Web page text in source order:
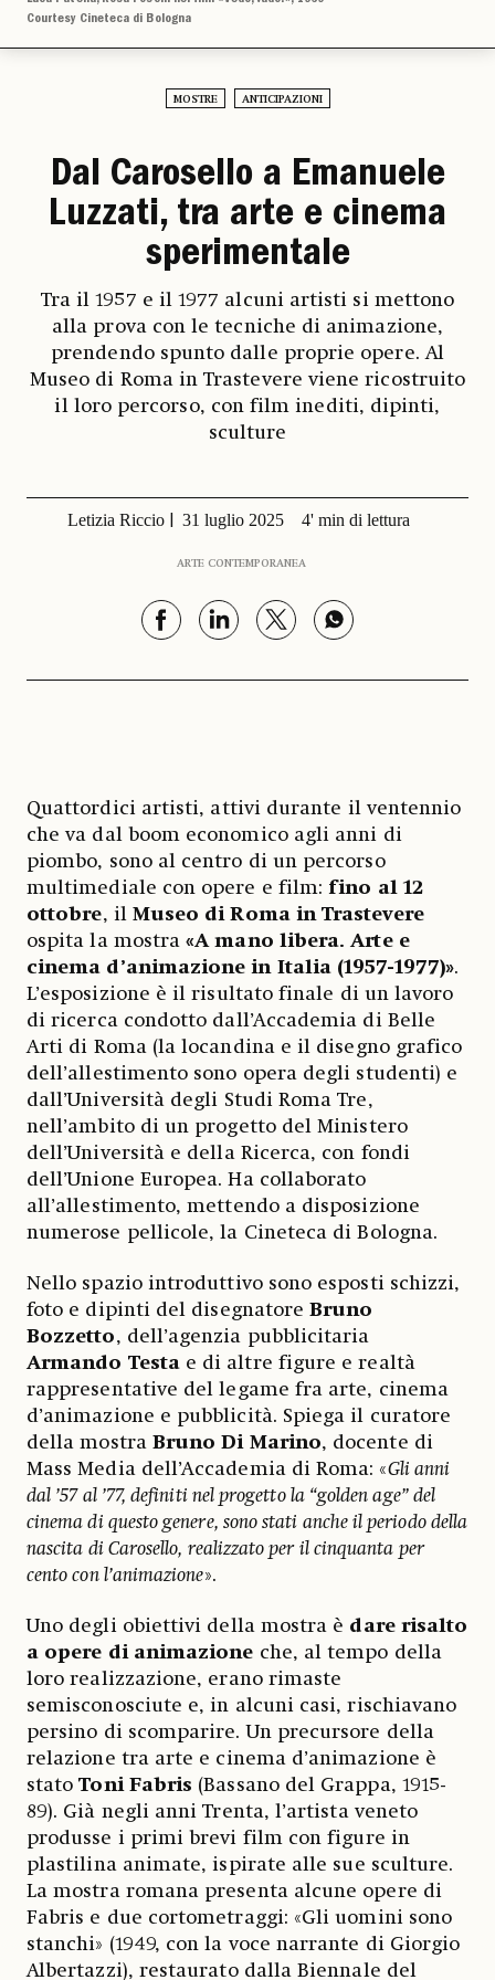
Courtesy Cineteca di Bologna
MOSTRE ANTICIPAZIONI
Dal Carosello a Emanuele
Luzzati, tra arte e cinema
sperimentale
Tra il 1957 e il 1977 alcuni artisti si mettono
alla prova con le tecniche di animazione,
prendendo spunto dalle proprie opere. Al
Museo di Roma in Trastevere viene ricostruito
il loro percorso, con film inediti, dipinti,
sculture
Letizia Riccio 31 luglio 2025 4' min di lettura
ARTE CONTEMPORANEA
Quattordici artisti, attivi durante il ventennio
che va dal boom economico agli anni di
piombo, sono al centro di un percorso
multimediale con opere e film: fino al 12
ottobre, il Museo di Roma in Trastevere
ospita la mostra«A mano libera. Arte e
cinema d’animazione in Italia (1957-1977)».
L’esposizione è il risultato finale di un lavoro
di ricerca condotto dall’Accademia di Belle
Arti di Roma (la locandina e il disegno grafico
dell’allestimento sono opera degli studenti) e
dall’Università degli Studi Roma Tre,
nell’ambito di un progetto del Ministero
dell’Università e della Ricerca, con fondi
dell’Unione Europea. Ha collaborato
all’allestimento, mettendo a disposizione
numerose pellicole, la Cineteca di Bologna.
Nello spazio introduttivo sono esposti schizzi,
foto e dipinti del disegnatoreBruno
Bozzetto, dell’agenzia pubblicitaria
Armando Testae di altre figure e realtà
rappresentative del legame fra arte, cinema
d’animazione e pubblicità. Spiega il curatore
della mostra Bruno Di Marino, docente di
Mass Media dell’Accademia di Roma: «Gli anni
dal ’57 al ’77, definiti nel progetto la “golden age” del
cinema di questo genere, sono stati anche il periodo della
nascita di Carosello, realizzato per il cinquanta per
cento con l’animazione».
Uno degli obiettivi della mostra è dare risalto
a opere di animazione che, al tempo della
loro realizzazione, erano rimaste
semisconosciute e, in alcuni casi, rischiavano
persino di scomparire. Un precursore della
relazione tra arte e cinema d’animazione è
statoToni Fabris (Bassano del Grappa, 1915-
89). Già negli anni Trenta, l’artista veneto
produsse i primi brevi film con figure in
plastilina animate, ispirate alle sue sculture.
La mostra romana presenta alcune opere di
Fabris e due cortometraggi: «Gli uomini sono
stanchi» (1949, con la voce narrante di Giorgio
Albertazzi), restaurato dalla Biennale del